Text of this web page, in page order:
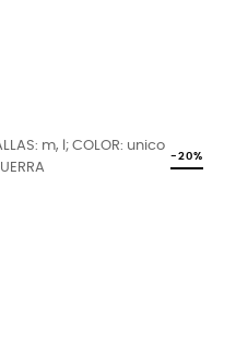
-20%